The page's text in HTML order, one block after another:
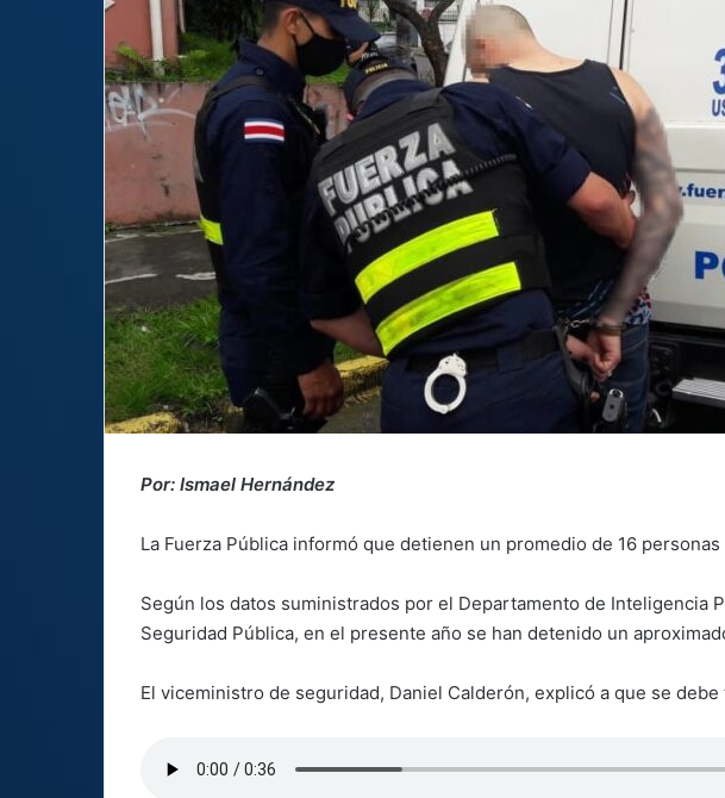
Por: Ismael Hernández
La Fuerza Pública informó que detienen un promedio de 16
Según los datos suministrados por el Departamento de Inteligencia
Seguridad Pública, en el presente año se han detenido un
El viceministro de seguridad, Daniel Calderón, explicó a que se